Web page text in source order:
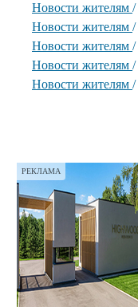
Новости жителям /
Новости жителям /
Новости жителям /
Новости жителям /
Новости жителям /
РЕКЛАМА